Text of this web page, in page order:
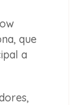
que
a